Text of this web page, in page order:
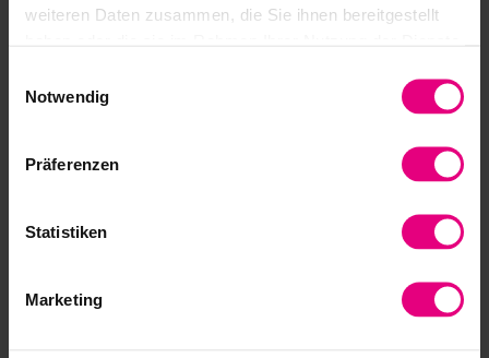
weiteren Daten zusammen, die Sie ihnen bereitgestellt
Notwendig
Präferenzen
Statistiken
Marketing
Harmonic Drive Systems (Shanghai) Co., Ltd.
Tel: +86-21-6237-5656
Filiales de Harmonic Drive
SE